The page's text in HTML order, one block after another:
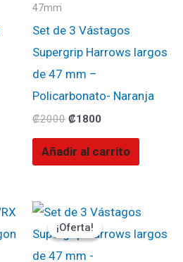
47mm
Set de 3 Vástagos
Supergrip Harrows largos
de 47 mm –
Policarbonato- Naranja
₡2000 ₡1800
Añadir al carrito
¡Oferta!
¡Oferta!
El
precio
original
El
precio
actual